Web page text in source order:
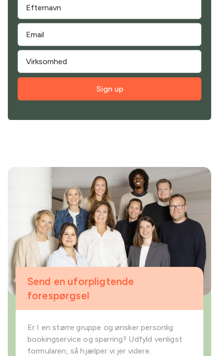
Sign up
Send en uforpligtende
forespørgsel
Er I en større gruppe og ønsker personlig
bookingservice og sparring? Udfyld venligst
formularen, så hjælper vi jer videre.